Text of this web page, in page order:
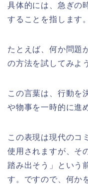
具体的には、急ぎの
することを指します。
たとえば、何か問題
の方法を試してみよ
この言葉は、行動を
や物事を一時的に進
この表現は現代のコ
使用されますが、そ
踏み出そう」という
す。ですので、何か